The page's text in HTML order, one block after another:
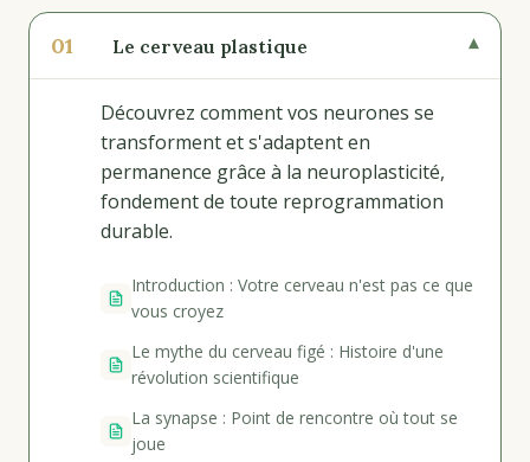
01 Le cerveau plastique ▾
Découvrez comment vos neurones se
transforment et s'adaptent en
permanence grâce à la neuroplasticité,
fondement de toute reprogrammation
durable.
Introduction : Votre cerveau n'est pas ce que
vous croyez
Le mythe du cerveau figé : Histoire d'une
révolution scientifique
La synapse : Point de rencontre où tout se
joue